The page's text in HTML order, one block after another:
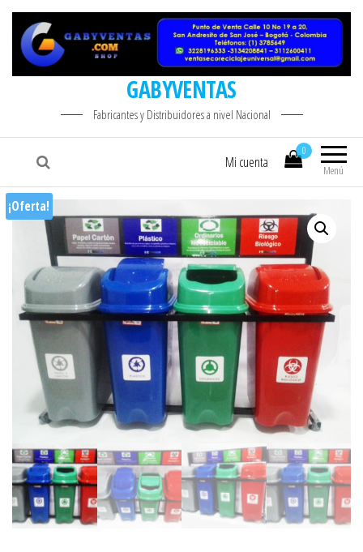
GABYVENTAS
Fabricantes y Distribuidores a nivel Nacional
Menú
0
Mi cuenta
¡Oferta!